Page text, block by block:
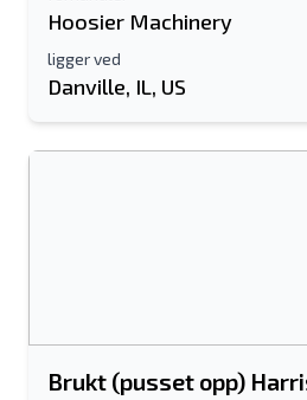
Hoosier Machinery
ligger ved
Danville, IL, US
Brukt (pusset opp)